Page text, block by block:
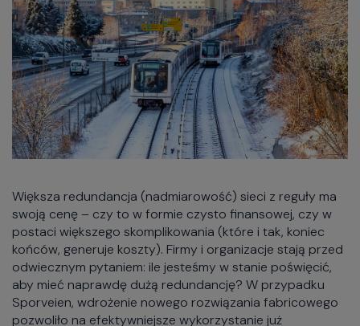
Większa redundancja (nadmiarowość) sieci z reguły ma
swoją cenę – czy to w formie czysto finansowej, czy w
postaci większego skomplikowania (które i tak, koniec
końców, generuje koszty). Firmy i organizacje stają przed
odwiecznym pytaniem: ile jesteśmy w stanie poświęcić,
aby mieć naprawdę dużą redundancję? W przypadku
Sporveien, wdrożenie nowego rozwiązania fabricowego
pozwoliło na efektywniejsze wykorzystanie już